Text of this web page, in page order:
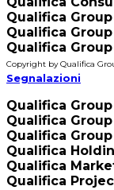
Qualifica
Qualifica Group
Qualifica Group
Copyright by Qualifica
Segnalazioni
Qualifica
Qualifica
Qualifica
Qualifica
Qualifica
Qualifica